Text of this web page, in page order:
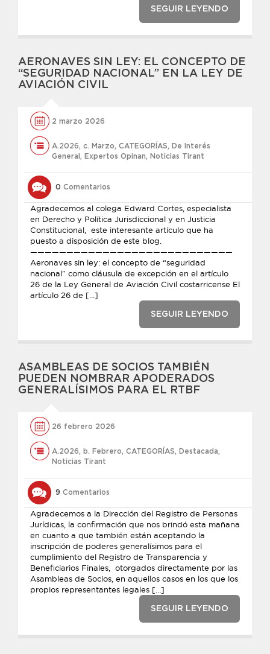
SEGUIR LEYENDO
AERONAVES SIN LEY: EL CONCEPTO DE
“SEGURIDAD NACIONAL” EN LA LEY DE
AVIACIÓN CIVIL
2 marzo 2026
A.2026, c. Marzo, CATEGORÍAS, De Interés
General , Expertos Opinan, Noticias Tirant
0 Comentarios
Agradecemos al colega Edward Cortes, especialista
en Derecho y Política Jurisdiccional y en Justicia
Constitucional, este interesante artículo que ha
puesto a disposición de este blog.
————————————————————————————
Aeronaves sin ley: el concepto de “seguridad
nacional” como cláusula de excepción en el artículo
26 de la Ley General de Aviación Civil costarricense El
artículo 26 de […]
SEGUIR LEYENDO
ASAMBLEAS DE SOCIOS TAMBIÉN
PUEDEN NOMBRAR APODERADOS
GENERALÍSIMOS PARA EL RTBF
26 febrero 2026
A.2026, b. Febrero, CATEGORÍAS, Destacada,
Noticias Tirant
9 Comentarios
Agradecemos a la Dirección del Registro de Personas
Jurídicas, la confirmación que nos brindó esta mañana
en cuanto a que también están aceptando la
inscripción de poderes generalísimos para el
cumplimiento del Registro de Transparencia y
Beneficiarios Finales, otorgados directamente por las
Asambleas de Socios, en aquellos casos en los que los
propios representantes legales […]
SEGUIR LEYENDO